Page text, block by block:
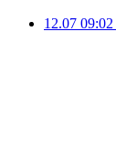
12.07 09:02